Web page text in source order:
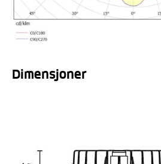
Dimensjoner